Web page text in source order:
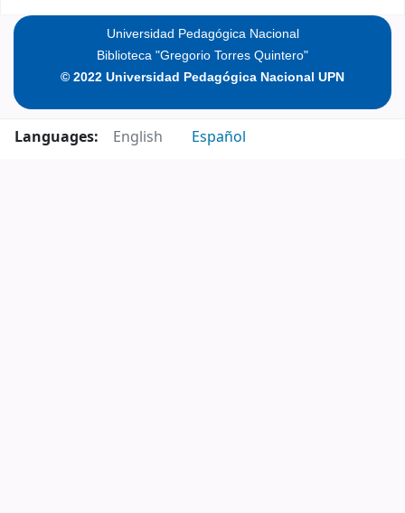
Universidad Pedagógica Nacional
Biblioteca "Gregorio Torres Quintero"
© 2022 Universidad Pedagógica Nacional UPN
Languages: English Español